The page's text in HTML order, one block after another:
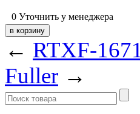
0 Уточнить у менеджера
← RTXF-
Fuller →